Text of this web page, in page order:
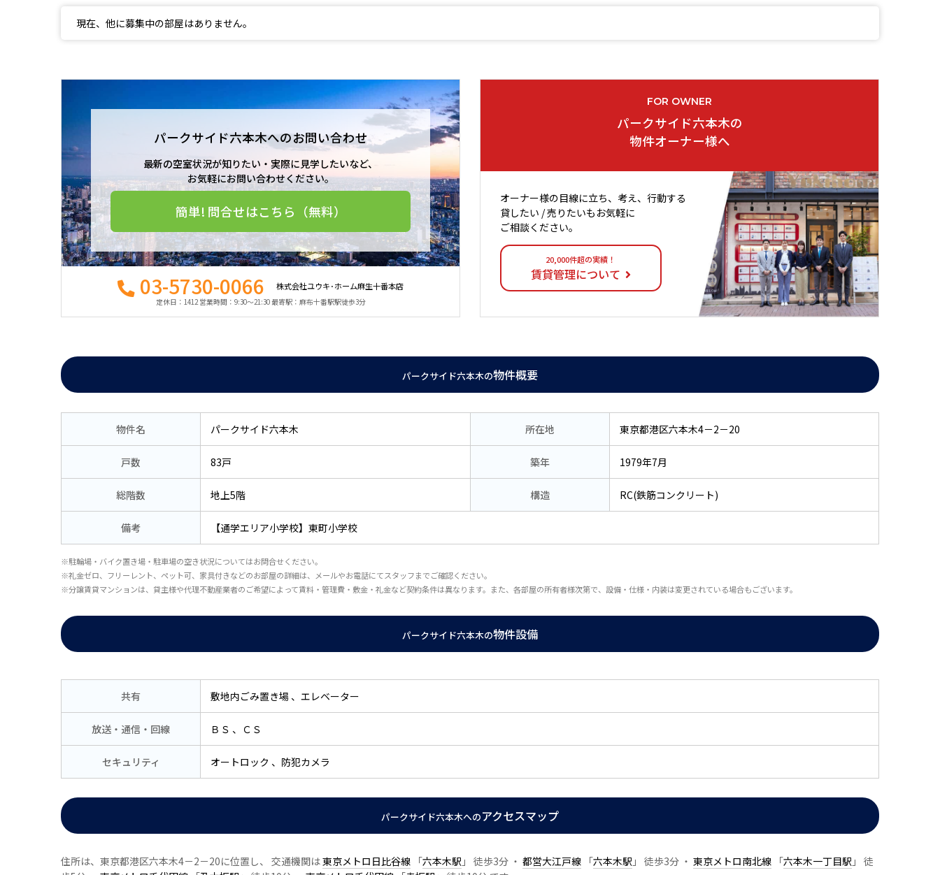
現在、他に募集中の部屋はありません。
パークサイド六本木へのお問い合わせ
最新の空室状況が知りたい・実際に見学したいなど、
お気軽にお問い合わせください。
簡単! 問合せはこちら（無料）
03-5730-0066 株式会社ユウキ･ホーム麻生十番本店
定休日：1412 営業時間：9:30〜21:30 最寄駅：麻布十番駅駅徒歩3分
FOR OWNER
パークサイド六本木の
物件オーナー様へ
オーナー様の目線に立ち、考え、行動する
貸したい / 売りたいもお気軽に
ご相談ください。
20,000件超の実績！
賃貸管理について
パークサイド六本木の物件概要
物件名 パークサイド六本木 所在地 東京都港区六本木4－2－20
戸数 83戸 築年 1979年7月
総階数 地上5階 構造 RC(鉄筋コンクリート)
備考 【通学エリア小学校】東町小学校
※駐輪場・バイク置き場・駐車場の空き状況についてはお問合せください。
※礼金ゼロ、フリーレント、ペット可、家具付きなどのお部屋の詳細は、メールやお電話にてスタッフまでご確認ください。
※分譲賃貸マンションは、貸主様や代理不動産業者のご希望によって賃料・管理費・敷金・礼金など契約条件は異なります。また、各部屋の所有者様次第で、設備・仕様・内装は変更されている場合もございます。
パークサイド六本木の物件設備
共有 敷地内ごみ置き場 エレベーター
放送・通信・回線 ＢＳ ＣＳ
セキュリティ オートロック 防犯カメラ
パークサイド六本木へのアクセスマップ
住所は、東京都港区六本木4－2－20に位置し、 交通機関は東京メトロ日比谷線 「六本木駅 」 徒歩3分 ・ 都営大江戸線 「六本木駅 」 徒歩3分 ・ 東京メトロ南北線 「六本木一丁目駅 」 徒